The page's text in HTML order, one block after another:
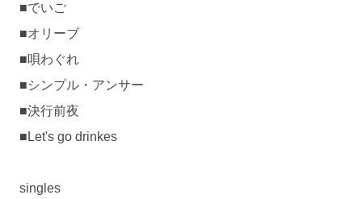
■でいご
■オリーブ
■唄わぐれ
■シンプル・アンサー
■決行前夜
■Let's go drinkes
singles